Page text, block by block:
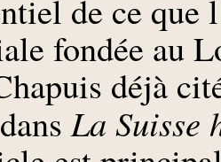
de ce que
fondée au
déjà
La Suisse